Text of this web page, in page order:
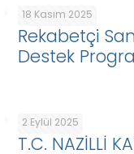
18 Kasım 2025
Rekabetçi
Destek
2 Eylül 2025
T.C. NAZİLLİ